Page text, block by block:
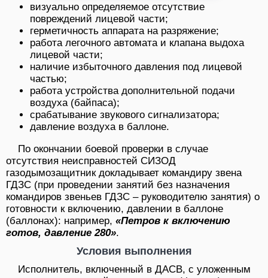
визуально определяемое отсутствие
повреждений лицевой части;
герметичность аппарата на разряжение;
работа легочного автомата и клапана выдоха
лицевой части;
наличие избыточного давления под лицевой
частью;
работа устройства дополнительной подачи
воздуха (байпаса);
срабатывание звукового сигнализатора;
давление воздуха в баллоне.
По окончании боевой проверки в случае
отсутствия неисправностей СИЗОД
газодымозащитник докладывает командиру звена
ГДЗС (при проведении занятий без назначения
командиров звеньев ГДЗС – руководителю занятия) о
готовности к включению, давлении в баллоне
(баллонах): например, «Петров к включению
готов, давление 280».
Условия выполнения
Исполнитель, включенный в ДАСВ, с уложенным